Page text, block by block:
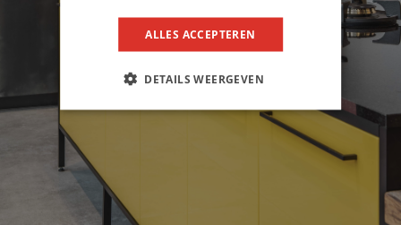
ALLES ACCEPTEREN
DETAILS WEERGEVEN